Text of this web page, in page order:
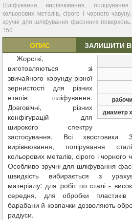
Шліфування, вирівнювання,
кольорових металів, сірого і чорного
зручні для шліфування фасонних
150
ОПИС ЗАЛИШИТИ
диаметр
Жорсткі,
виготовляються зі
звичайного корунду різної
зернистості для різних
етапів шліфування.
Довговічні, різних
конфігурацій для
широкого спектру
застосування. Всі
вирівнювання, полірування
кольорових металів, сірого і чорного
Особливо зручні для шліфування
швидкість вибирається з
матеріалу: для робіт по сталі -
середня, для обробки
барабани й ковпачки дозволяють
радіуси.